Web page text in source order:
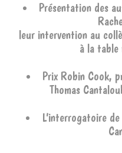
Présentation des
leur intervention au
à la table
Prix Robin Cook,
Thomas
L’interrogatoire